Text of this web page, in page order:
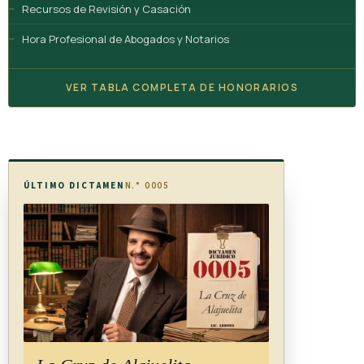
ARTÍCULO 13
Régimen sancionatorio
La información que se obtenga con ocasión de la ejecución
del examen será considerada como sensible y confidencial; su
divulgación sin previo consentimiento del examinado, la
manipulación de datos de la prueba y de los resultados, por
parte de las personas físicas o jurídicas, públicas o privadas
Recursos de Revisión y Casación
Hora Profesional de Abogados y Notarios
VER TABLA COMPLETA DE HONORARIOS
ÚLTIMO DICTAMEN N.° 0005